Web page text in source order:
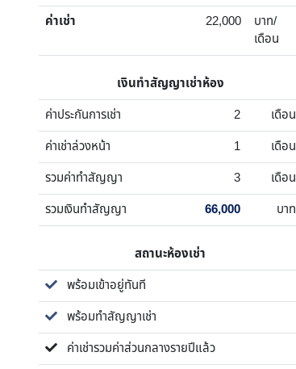
ค่าเช่า
22,000
บาท/
เดือน
เงินทำสัญญาเช่าห้อง
ค่าประกันการเช่า
2
เดือน
ค่าเช่าล่วงหน้า
1
เดือน
รวมค่าทำสัญญา
3
เดือน
รวมเงินทำสัญญา
66,000 บาท
สถานะห้องเช่า
พร้อมเข้าอยู่ทันที
พร้อมทำสัญญาเช่า
ค่าเช่ารวมค่าส่วนกลางรายปีแล้ว